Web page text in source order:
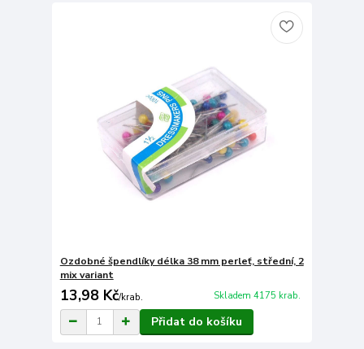
Ozdobné špendlíky délka 38 mm perleť, střední, 2
mix variant
13,98 Kč/krab. Skladem 4175 krab.
Přidat do košíku